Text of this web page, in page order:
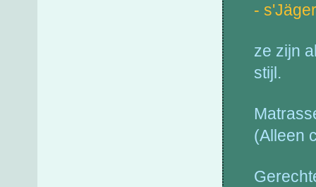
-
ze zijn
stijl.
(Alleen